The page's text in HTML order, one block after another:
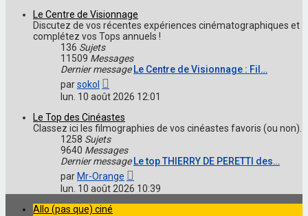
Le Centre de Visionnage
Discutez de vos récentes expériences cinématographiques et
complétez vos Tops annuels !
136 Sujets
11509 Messages
Dernier message Le Centre de Visionnage : Fil…
parsokol
le
dernier
message
lun. 10 août 2026 12:01
Le Top des Cinéastes
Classez ici les filmographies de vos cinéastes favoris (ou non).
1258 Sujets
9640 Messages
Dernier message Le top THIERRY DE PERETTI des…
par Mr-Orange
le
dernier
message
lun. 10 août 2026 10:39
Allo (pas que) ciné